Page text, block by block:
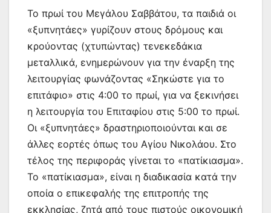
Το πρωί του Μεγάλου Σαββάτου, τα παιδιά οι
«ξυπνητάες» γυρίζουν στους δρόμους και
κρούοντας (χτυπώντας) τενεκεδάκια
μεταλλικά, ενημερώνουν για την έναρξη της
λειτουργίας φωνάζοντας «Σηκώστε για το
επιτάφιο» στις 4:00 το πρωί, για να ξεκινήσει
η λειτουργία του Επιταφίου στις 5:00 το πρωί.
Οι «ξυπνητάες» δραστηριοποιούνται και σε
άλλες εορτές όπως του Αγίου Νικολάου. Στο
τέλος της περιφοράς γίνεται το «πατίκιασμα».
Το «πατίκιασμα», είναι η διαδικασία κατά την
οποία ο επικεφαλής της επιτροπής της
εκκλησίας, ζητά από τους πιστούς οικονομική